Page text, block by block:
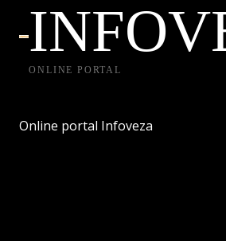
ONLINE PORTAL
Online portal Infoveza